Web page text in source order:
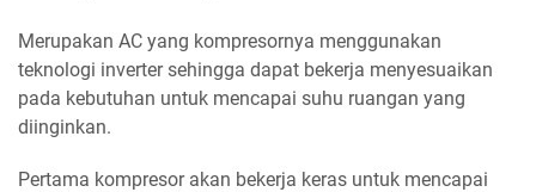
Merupakan AC yang kompresornya menggunakan
teknologi inverter sehingga dapat bekerja menyesuaikan
pada kebutuhan untuk mencapai suhu ruangan yang
diinginkan.
Pertama kompresor akan bekerja keras untuk mencapai